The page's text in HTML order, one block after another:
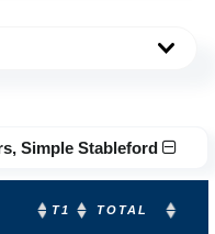
Simple Stableford
T1 TOTAL